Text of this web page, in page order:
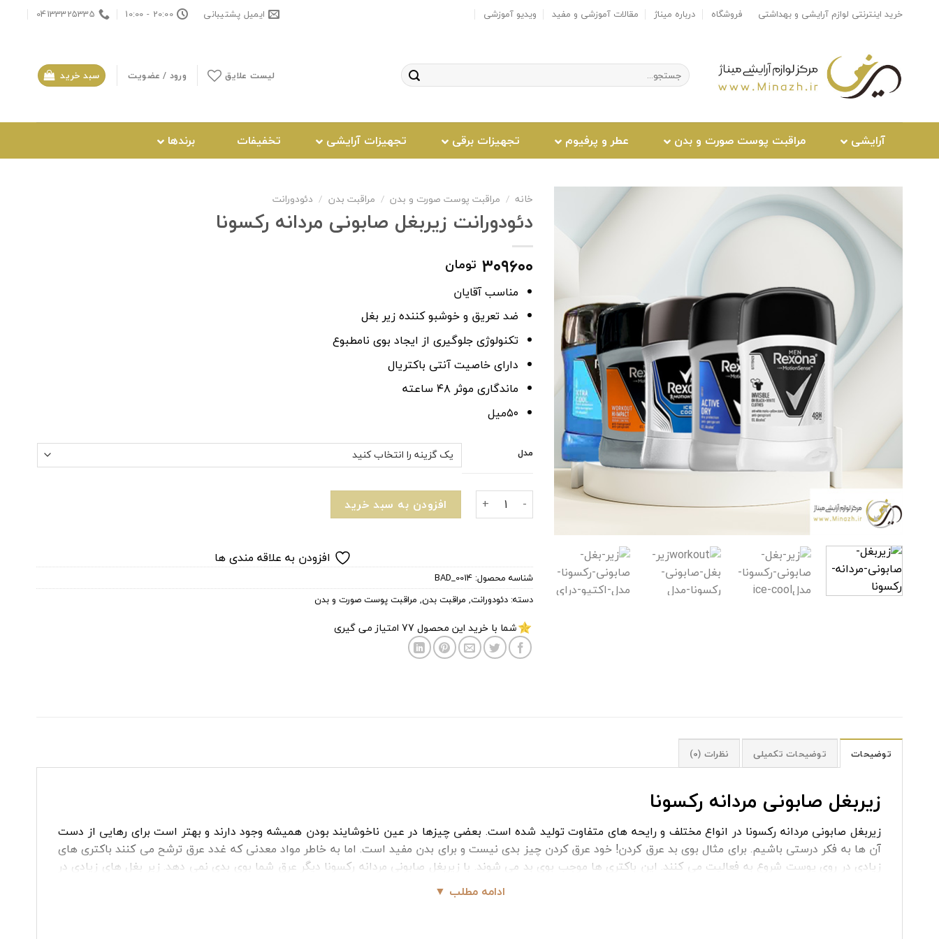
خرید اینترنتی لوازم آرایشی و بهداشتی فروشگاه درباره میناژ مقالات آموزشی و مفید ویدیو آموزشی ایمیل پشتیبانی 20:00 - 10:00
04133325335
جستجو
برای:
لیست علایق ورود / عضویت سبد خرید
آرایشی مراقبت پوست صورت و بدن عطر و پرفیوم تجهیزات برقی تجهیزات آرایشی تخفیفات برندها
ها
خانه / مراقبت پوست صورت و بدن / مراقبت بدن / دئودورانت
دئودورانت زیربغل صابونی مردانه رکسونا
۳۰۹۶۰۰ تومان
مناسب آقایان
ضد تعریق و خوشبو کننده زیر بغل
تکنولوژی جلوگیری از ایجاد بوی نامطبوع
دارای خاصیت آنتی باکتریال
ماندگاری موثر ۴۸ ساعته
۵۰میل
مدل
دئودورانت زیربغل صابونی مردانه رکسونا عدد
افزودن به سبد خرید
افزودن به علاقه مندی ها
شناسه محصول:BAD_0014
دسته:دئودورانت, مراقبت بدن, مراقبت پوست صورت و بدن
شما با خرید این محصول 77 امتیاز می گیری
توضیحات توضیحات تکمیلی نظرات (0)
زیربغل صابونی مردانه رکسونا
زیربغل صابونی مردانه رکسونا در انواع مختلف و رایحه های متفاوت تولید شده است. بعضی چیزها در عین ناخوشایند بودن همیشه وجود دارند و بهتر است برای رهایی از دست
آن ها به فکر درستی باشیم. برای مثال بوی بد عرق کردن! خود عرق کردن چیز بدی نیست و برای بدن مفید است. اما به خاطر مواد معدنی که غدد عرق ترشح می کنند باکتری های
زیادی در روی پوست شروع به فعالیت می کنند. این باکتری ها موجب بوی بد می شوند. با زیربغل صابونی مردانه رکسونا دیگر عرق شما بوی بدی نمی دهد. زیر بغل های زیادی در
مدل های متفاوت مثل اسپری بدن، مام ژله ای و… وجود دارد. کارایی همه مدل های زیر بغل خوشبو کردن بدن و از بین بردن باکتری ها است با این تفاوت که دارای رایحه های
ادامه مطلب ▼